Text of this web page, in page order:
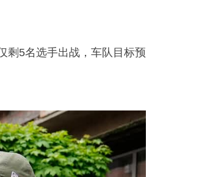
剩5名选手出战，车队目标预